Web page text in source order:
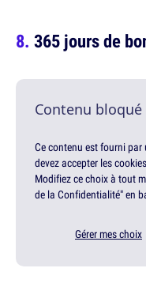
365 jours de
Contenu
Ce contenu est fourni
devez accepter les
Modifiez ce choix à tout
de la Confidentialité" en
Gérer mes choix